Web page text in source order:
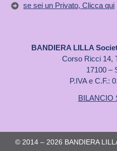
se sei un Privato, Clicca qui
BANDIERA LILLA
Corso Ricci 14,
17100 –
P.IVA e C.F.:
BILANCIO
© 2014 – 2026 BANDIERA